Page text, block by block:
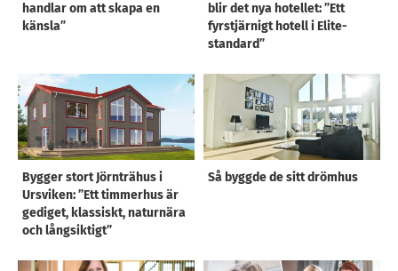
handlar om att skapa en
känsla”
blir det nya hotellet: ”Ett
fyrstjärnigt hotell i Elite-
standard”
Bygger stort Jörnträhus i
Ursviken: ”Ett timmerhus är
gediget, klassiskt, naturnära
och långsiktigt”
Så byggde de sitt drömhus